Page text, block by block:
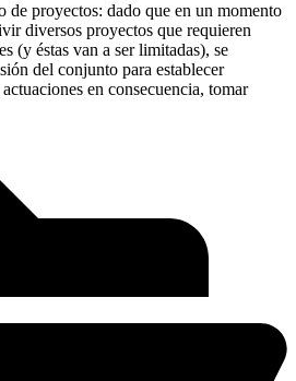
de proyectos: dado que en un momento
diversos proyectos que requieren
(y éstas van a ser limitadas), se
del conjunto para establecer
en consecuencia, tomar